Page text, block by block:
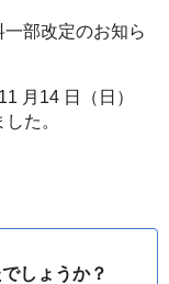
一部改定のお知ら
月14 日（日）
た。
しょうか？